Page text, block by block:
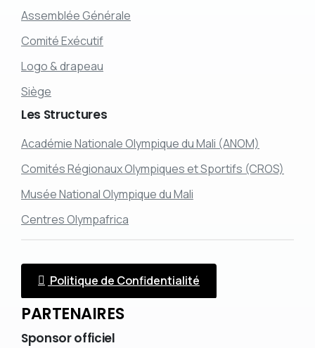
Assemblée Générale
Comité Exécutif
Logo & drapeau
Siège
Les Structures
Académie Nationale Olympique du Mali (ANOM)
Comités Régionaux Olympiques et Sportifs (CROS)
Musée National Olympique du Mali
Centres Olympafrica
Politique de Confidentialité
PARTENAIRES
Sponsorofficiel